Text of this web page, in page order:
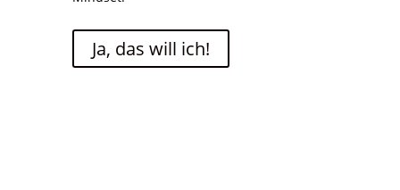
Ja, das will ich!